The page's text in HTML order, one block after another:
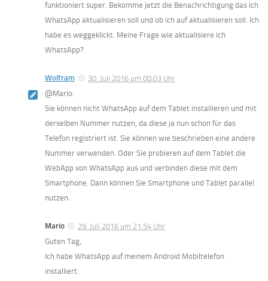
funktioniert super. Bekomme jetzt die Benachrichtigung das ich
WhatsApp aktualisieren soll und ob ich auf aktualisieren soll. Ich
habe es weggeklickt. Meine Frage wie aktualisiere ich
WhatsApp?
Wolfram
30. Juli 2016 um 00:03 Uhr
@Mario:
Sie können nicht WhatsApp auf dem Tablet installieren und mit
derselben Nummer nutzen, da diese ja nun schon für das
Telefon registriert ist. Sie können wie beschrieben eine andere
Nummer verwenden. Oder Sie probieren auf dem Tablet die
WebApp von WhatsApp aus und verbinden diese mit dem
Smartphone. Dann können Sie Smartphone und Tablet parallel
nutzen.
Mario
29. Juli 2016 um 21:54 Uhr
Guten Tag,
Ich habe WhatsApp auf meinem Android Mobiltelefon
installiert.